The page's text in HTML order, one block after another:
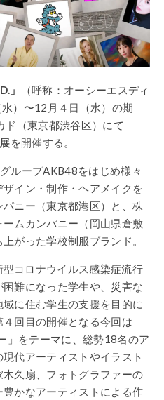
」
（呼称：オーシーエスディ
）〜12月４日（水）の期
ド（東京都渋谷区）にて
を開催する。
ループAKB48をはじめ様々
イン・制作・ヘアメイクを
ニー（東京都港区）と、株
ムカンパニー（岡山県倉敷
がった学校制服ブランド。
コロナウイルス感染症流行
難になった学生や、災害な
に住む学生の支援を目的に
回目の開催となる今回は
」をテーマに、総勢18名のア
代アーティストやイラスト
久扇、フォトグラファーの
かなアーティストによる作